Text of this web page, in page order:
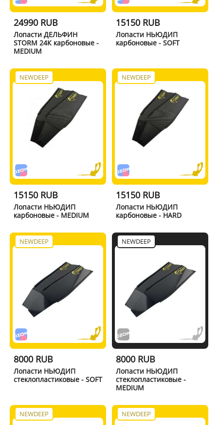
24990 RUB
Лопасти ДЕЛЬФИН
STORM 24К карбоновые -
MEDIUM
15150 RUB
Лопасти НЬЮДИП
карбоновые - SOFT
NEWDEEP
15150 RUB
Лопасти НЬЮДИП
карбоновые - MEDIUM
NEWDEEP
15150 RUB
Лопасти НЬЮДИП
карбоновые - HARD
NEWDEEP
8000 RUB
Лопасти НЬЮДИП
стеклопластиковые - SOFT
NEWDEEP
8000 RUB
Лопасти НЬЮДИП
стеклопластиковые -
MEDIUM
NEWDEEP NEWDEEP